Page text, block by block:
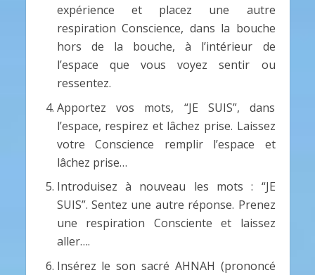
expérience et placez une autre
respiration Conscience, dans la bouche
hors de la bouche, à l’intérieur de
l’espace que vous voyez sentir ou
ressentez.
Apportez vos mots, “JE SUIS”, dans
l’espace, respirez et lâchez prise. Laissez
votre Conscience remplir l’espace et
lâchez prise…
Introduisez à nouveau les mots : “JE
SUIS”. Sentez une autre réponse. Prenez
une respiration Consciente et laissez
aller….
Insérez le son sacré AHNAH (prononcé